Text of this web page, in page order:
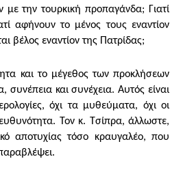
με την τουρκική προπαγάνδα; Γιατί
αφήνουν το μένος τους εναντίον
βέλος εναντίον της Πατρίδας;
και το μέγεθος των προκλήσεων
συνέπεια και συνέχεια. Αυτός είναι
όχι τα μυθεύματα, όχι οι
Τον κ. Τσίπρα, άλλωστε,
αποτυχίας τόσο κραυγαλέο, που